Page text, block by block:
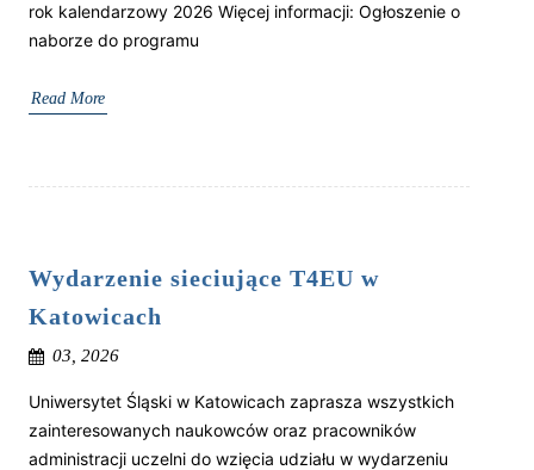
rok kalendarzowy 2026 Więcej informacji: Ogłoszenie o
naborze do programu
Read More
Wydarzenie sieciujące T4EU w
Katowicach
03, 2026
Uniwersytet Śląski w Katowicach zaprasza wszystkich
zainteresowanych naukowców oraz pracowników
administracji uczelni do wzięcia udziału w wydarzeniu